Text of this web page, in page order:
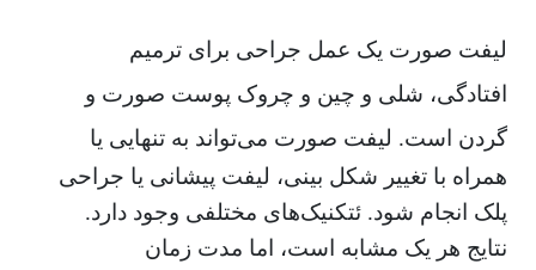
لیفت صورت یک عمل جراحی برای ترمیم
افتادگی، شلی و چین و چروک پوست صورت و
گردن است. لیفت صورت می‌تواند به تنهایی یا
همراه با تغییر شکل بینی، لیفت پیشانی یا جراحی
پلک انجام شود. ئتکنیک‌های مختلفی وجود دارد.
نتایج هر یک مشابه است، اما مدت زمان